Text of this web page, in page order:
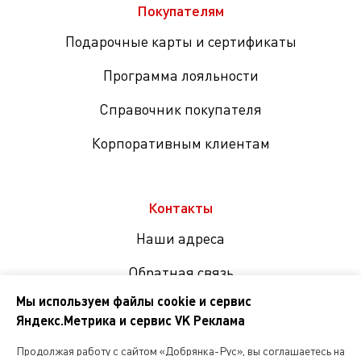
Покупателям
Подарочные карты и сертификаты
Программа лояльности
Справочник покупателя
Корпоративным клиентам
Контакты
Наши адреса
Обратная связь
Мы используем файлы cookie и сервис
Яндекс.Метрика и сервис VK Реклама
Продолжая работу с сайтом «Добрянка-Рус», вы соглашаетесь на